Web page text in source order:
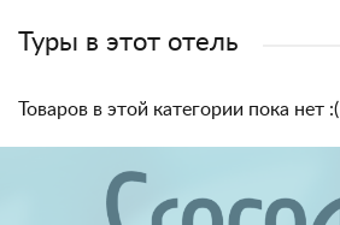
Туры в этот отель
Товаров в этой категории пока нет :(